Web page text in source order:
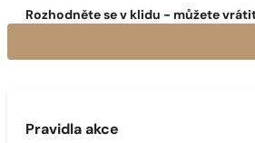
Rozhodněte se v klidu - můžete
Pravidla akce